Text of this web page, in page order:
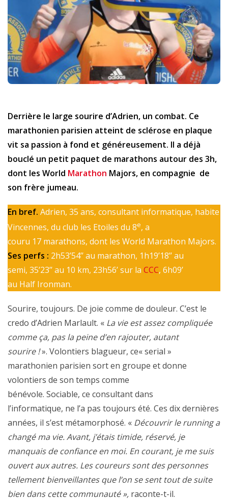
Derrière le large sourire d’Adrien, un combat. Ce
marathonien parisien atteint de sclérose en plaque
vit sa passion à fond et généreusement. Il a déjà
bouclé un petit paquet de marathons autour des 3h,
dont les World Marathon Majors, en compagnie de
son frère jumeau.
En bref. Adrien, 35 ans, consultant informatique, habite
Vincennes, du club les Etoiles du 8e, a
couru 17 marathons, dont les World Marathon Majors.
Ses perfs : 2h53’54’’ au marathon, 1h19’18’’ au
semi, 35’23’’ au 10 km, 23h56’ sur la CCC, 6h09’
au Half Ironman.
Sourire, toujours. De joie comme de douleur. C’est le
credo d’Adrien Marlault. « La vie est assez compliquée
comme ça, pas la peine d’en rajouter, autant
sourire !». Volontiers blagueur, ce« serial »
marathonien parisien sort en groupe et donne
volontiers de son temps comme
bénévole. Sociable, ce consultant dans
l’informatique, ne l’a pas toujours été. Ces dix dernières
années, il s’est métamorphosé. « Découvrir le running a
changé ma vie. Avant, j’étais timide, réservé, je
manquais de confiance en moi. En courant, je me suis
ouvert aux autres. Les coureurs sont des personnes
tellement bienveillantes que l’on se sent tout de suite
bien dans cette communauté », raconte-t-il.